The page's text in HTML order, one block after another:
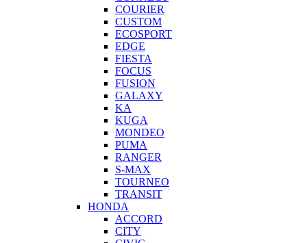
COURIER
CUSTOM
ECOSPORT
EDGE
FIESTA
FOCUS
FUSION
GALAXY
KA
KUGA
MONDEO
PUMA
RANGER
S-MAX
TOURNEO
TRANSIT
HONDA
ACCORD
CITY